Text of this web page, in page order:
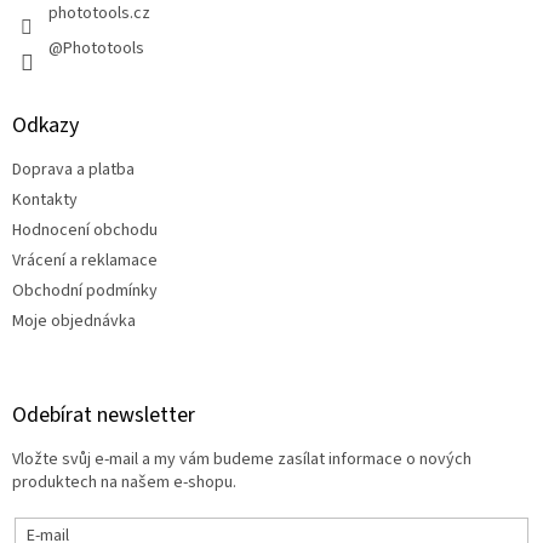
phototools.cz
@Phototools
Odkazy
Doprava a platba
Kontakty
Hodnocení obchodu
Vrácení a reklamace
Obchodní podmínky
Moje objednávka
Odebírat newsletter
Vložte svůj e-mail a my vám budeme zasílat informace o nových
produktech na našem e-shopu.
E-mail